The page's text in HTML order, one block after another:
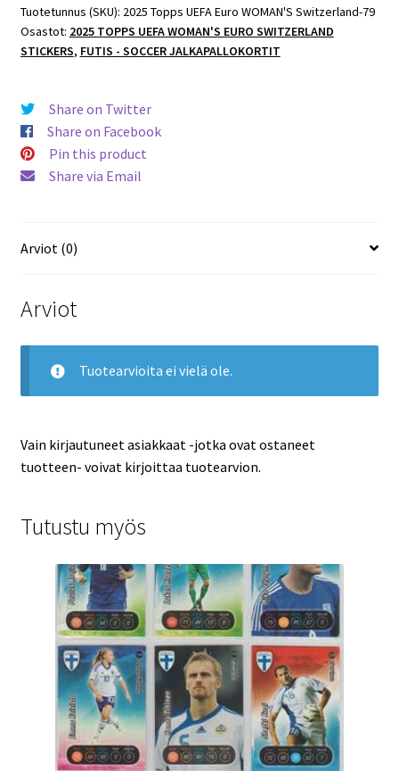
WOMAN'S
Switzerland
#79
Koivisto
(Finland)
määrä
Tuotetunnus (SKU): 2025 Topps UEFA Euro WOMAN'S Switzerland-79
Osastot: 2025 TOPPS UEFA WOMAN'S EURO SWITZERLAND
STICKERS, FUTIS - SOCCER JALKAPALLOKORTIT
Share on Twitter
Share on Facebook
Pin this product
Share via Email
Arviot (0)
Arviot
Tuotearvioita ei vielä ole.
Vain kirjautuneet asiakkaat -jotka ovat ostaneet
tuotteen- voivat kirjoittaa tuotearvion.
Tutustu myös